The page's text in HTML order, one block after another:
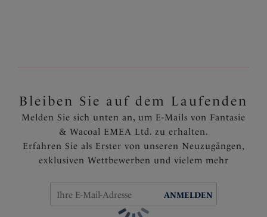
Bleiben Sie auf dem Laufenden
Melden Sie sich unten an, um E-Mails von Fantasie
& Wacoal EMEA Ltd. zu erhalten.
Erfahren Sie als Erster von unseren Neuzugängen,
exklusiven Wettbewerben und vielem mehr
ANMELDEN